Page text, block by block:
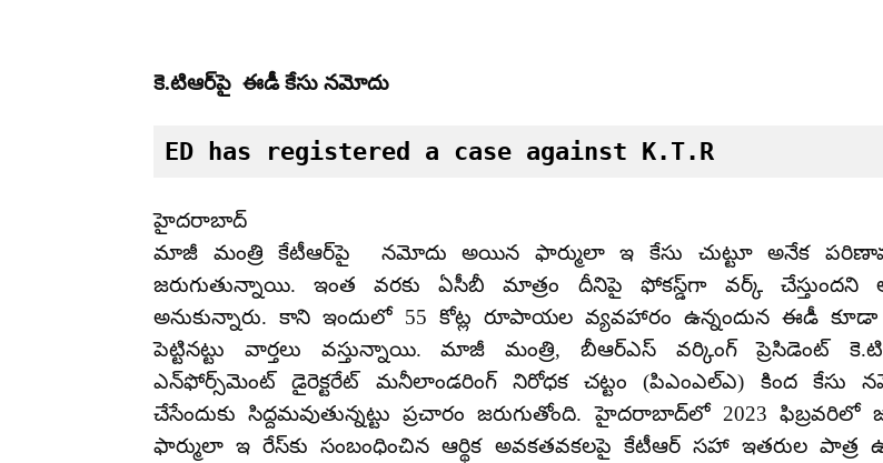
కె.టిఆర్‌పై ఈడీ కేసు నమోదు
ED has registered a case against K.T.R
హైదరాబాద్‌
మాజీ మంత్రి కేటీఆర్‌పై నమోదు అయిన ఫార్ములా ఇ కేసు చుట్టూ అనేక
జరుగుతున్నాయి. ఇంత వరకు ఏసీబీ మాత్రం దీనిపై ఫోకస్డ్‌గా వర్క్ చేస్తుందని
అనుకున్నారు. కాని ఇందులో 55 కోట్ల రూపాయల వ్యవహారం ఉన్నందున ఈడీ కూడా
పెట్టినట్టు వార్తలు వస్తున్నాయి. మాజీ మంత్రి, బీఆర్‌ఎస్ వర్కింగ్ ప్రెసిడెంట్‌
ఎన్‌ఫోర్స్‌మెంట్ డైరెక్టరేట్ మనీలాండరింగ్ నిరోధక చట్టం (పిఎంఎల్‌ఎ) కింద కేసు
చేసేందుకు సిద్దమవుతున్నట్టు ప్రచారం జరుగుతోంది. హైదరాబాద్‌లో 2023 ఫిబ్రవరిలో
ఫార్ములా ఇ రేస్‌కు సంబంధించిన ఆర్థిక అవకతవకలపై కేటీఆర్ సహా ఇతరుల పాత్ర